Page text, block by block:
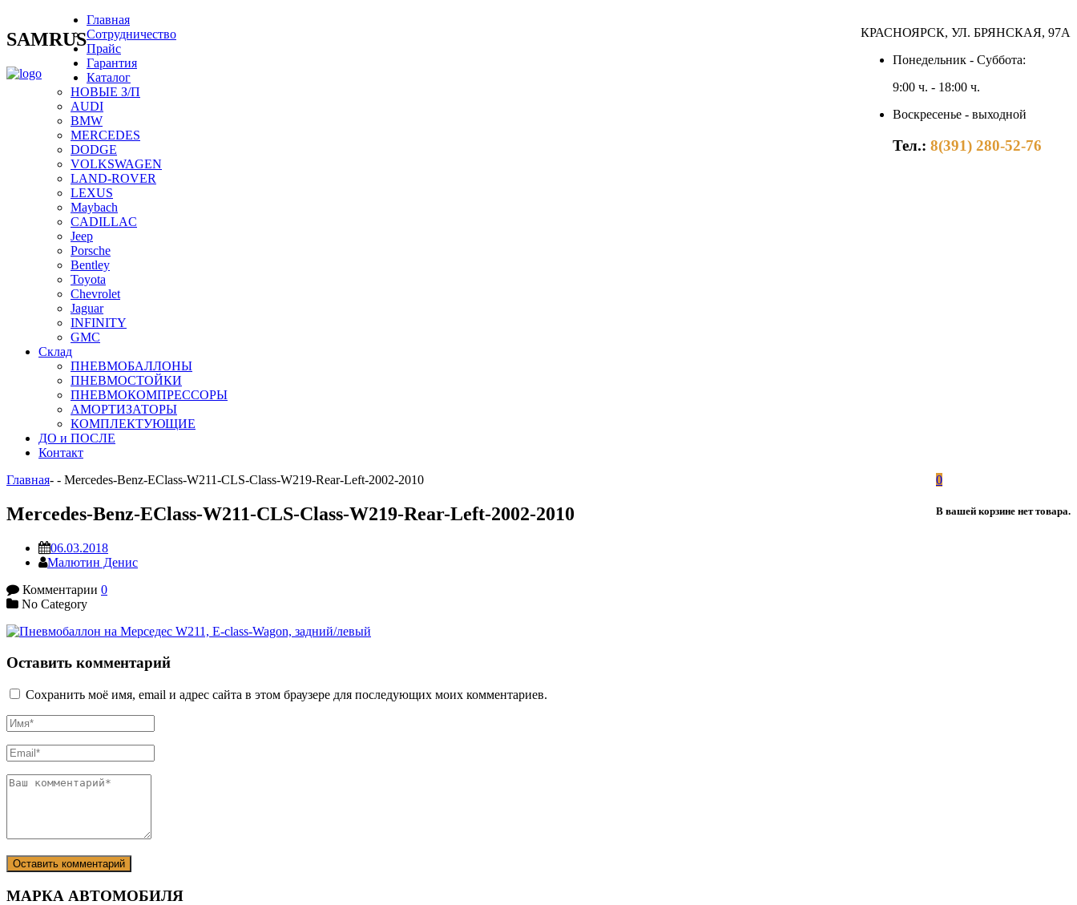
SAMRUS
КРАСНОЯРСК, УЛ. БРЯНСКАЯ, 97А
Понедельник - Суббота:
9:00 ч. - 18:00 ч.
Воскресенье - выходной
Тел.: 8(391) 280-52-76
Главная
Сотрудничество
Прайс
Гарантия
Каталог
НОВЫЕ З/П
AUDI
BMW
MERCEDES
DODGE
VOLKSWAGEN
LAND-ROVER
LEXUS
Maybach
CADILLAC
Jeep
Porsche
Bentley
Toyota
Chevrolet
Jaguar
INFINITY
GMC
Склад
ПНЕВМОБАЛЛОНЫ
ПНЕВМОСТОЙКИ
ПНЕВМОКОМПРЕССОРЫ
АМОРТИЗАТОРЫ
КОМПЛЕКТУЮЩИЕ
ДО и ПОСЛЕ
Контакт
0
В вашей корзине нет товара.
Главная- - Mercedes-Benz-EClass-W211-CLS-Class-W219-Rear-Left-2002-2010
Mercedes-Benz-EClass-W211-CLS-Class-W219-Rear-Left-2002-2010
06.03.2018
Малютин Денис
Комментарии 0
No Category
Оставить комментарий
Сохранить моё имя, email и адрес сайта в этом браузере для последующих моих комментариев.
МАРКА АВТОМОБИЛЯ